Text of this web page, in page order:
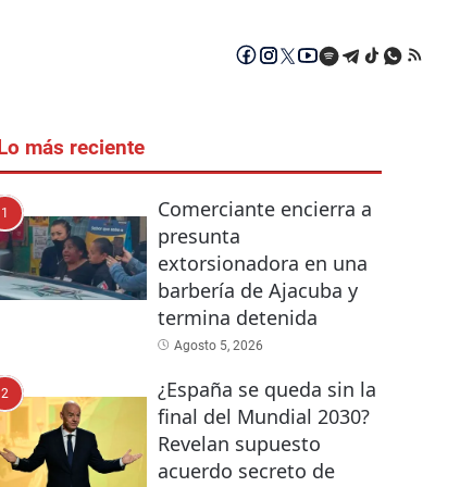
Lo más reciente
1
Comerciante encierra a
presunta
extorsionadora en una
barbería de Ajacuba y
termina detenida
Agosto 5, 2026
2
¿España se queda sin la
final del Mundial 2030?
Revelan supuesto
acuerdo secreto de